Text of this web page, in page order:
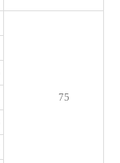
75